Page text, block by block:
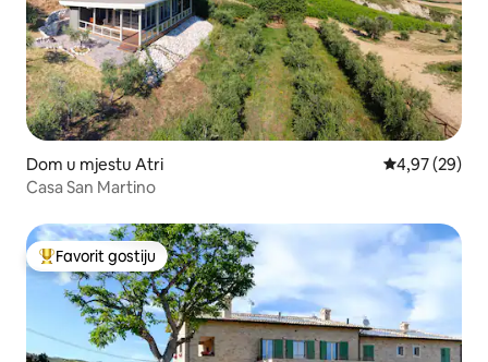
Dom u mjestu Atri Prosječna
4,97 (29)
Casa San Martino
Glavni favorit gostiju
Favorit gostiju